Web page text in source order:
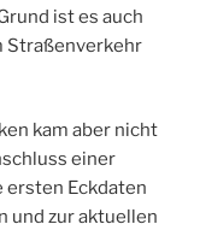
ist es auch
Straßenverkehr
kam aber nicht
einer
ersten Eckdaten
und zur aktuellen